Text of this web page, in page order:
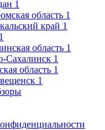
1
область 1
край 1
1
область 1
1
область 1
1